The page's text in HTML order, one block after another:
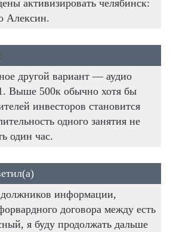
активизировать челябинск:
Алексин.
другой вариант — аудио
Выше 500к обычно хотя бы
инвесторов становится
одного занятия не
один час.
информации,
договора между есть
я буду продолжать дальше